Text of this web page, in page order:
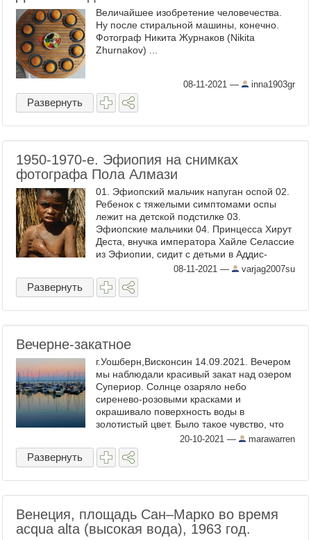
Величайшее изобретение человечества.
Ну после стиральной машины, конечно.
Фотограф Никита Журнаков (Nikita
Zhurnakov) ...
08-11-2021 — inna1903gr
Развернуть
1950-1970-е. Эфиопия на снимках
фотографа Пола Алмази
01. Эфиопский мальчик напуган оспой 02.
Ребенок с тяжелыми симптомами оспы
лежит на детской подстилке 03.
Эфиопские мальчики 04. Принцесса Хирут
Деста, внучка императора Хайле Селассие
из Эфиопии, сидит с детьми в Аддис-
Абебе, где исполняет обязанности
директора ...
08-11-2021 — varjag2007su
Развернуть
Вечерне-закатное
г.Уошберн,Висконсин 14.09.2021. Bечером
мы наблюдали красивый закат над озером
Супериор. Солнце озаряло небо
сиренево-розовыми красками и
окрашивало поверхность воды в
золотистый цвет. Было такое чувство, что
перед нами картина художника,
написанная ...
20-10-2021 — marawarren
Развернуть
Венеция, площадь Сан–Марко во время
acqua alta (высокая вода), 1963 год.